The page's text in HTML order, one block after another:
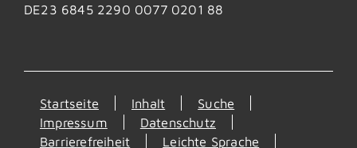
DE23 6845 2290 0077 0201 88
Startseite Inhalt
Suche
Impressum
Datenschutz
Barrierefreiheit
Leichte Sprache